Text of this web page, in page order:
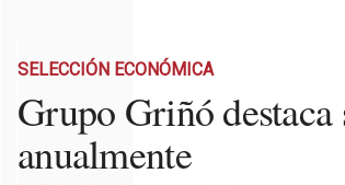
SELECCIÓN ECONÓMICA
Grupo Griñó destaca
anualmente